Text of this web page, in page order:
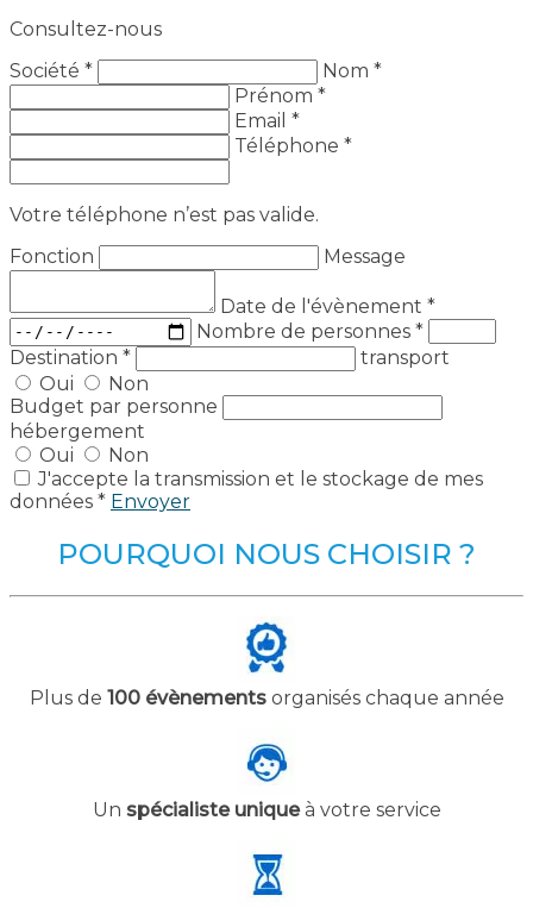
Consultez-nous
Société *
Nom *
Prénom *
Email *
Téléphone *
Votre téléphone n’est pas valide.
Fonction
Message
Date de l'évènement *
Nombre de personnes *
Destination *
transport
Oui
Non
Budget par personne
hébergement
Oui
Non
J'accepte la transmission et le stockage de mes
données * Envoyer
POURQUOI NOUS CHOISIR ?
Plus de 100 évènementsorganisés chaque année
Un spécialiste uniqueà votre service